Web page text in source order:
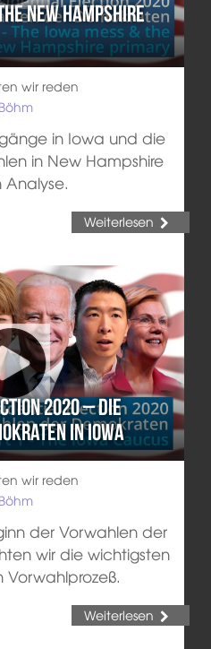
New Hampshire
wir reden
in Iowa und die
in New Hampshire
Analyse.
Weiterlesen
2020 – Die
in Iowa
wir reden
der Vorwahlen der
wir die wichtigsten
Weiterlesen